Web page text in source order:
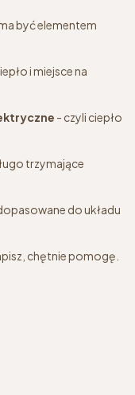
być elementem
i miejsce na
- czyli ciepło
trzymające
do układu
chętnie pomogę.